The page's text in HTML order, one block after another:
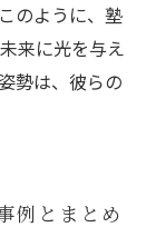
のように、塾
来に光を与え
勢は、彼らの
例とまとめ